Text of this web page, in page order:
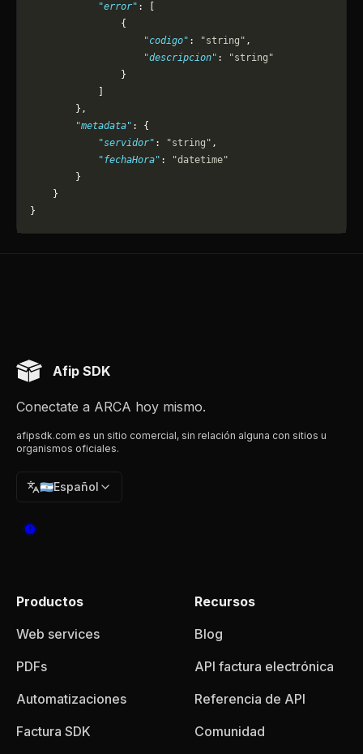
            "error"
: [
                {
                    "codigo"
: "string" ,
                    "descripcion"
:
"string"
                }
        },
        "metadata"
: {
            "servidor"
: "string" ,
            "fechaHora"
:
"datetime"
        }
    }
}
Afip SDK
Conectate a ARCA hoy mismo.
afipsdk.com es un sitio comercial, sin relación alguna con sitios u
organismos oficiales.
🇦🇷Español
Productos
Web services
PDFs
Automatizaciones
Factura SDK
Recursos
Blog
API factura electrónica
Referencia de API
Comunidad